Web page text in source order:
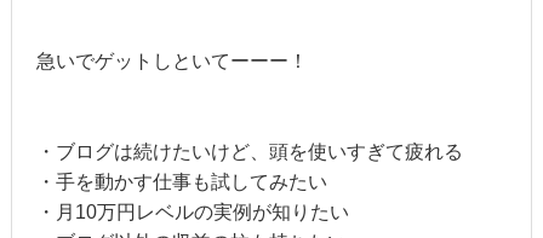
急いでゲットしといてーーー！
・ブログは続けたいけど、頭を使いすぎて疲れる
・手を動かす仕事も試してみたい
・月10万円レベルの実例が知りたい